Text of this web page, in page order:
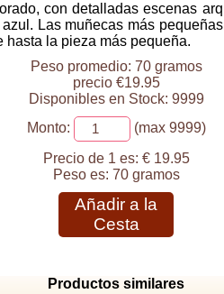
con detalladas escenas
Las muñecas más
la pieza más pequeña.
Peso promedio: 70 gramos
precio €19.95
Disponibles en Stock: 9999
Monto:
(max 9999)
Precio de 1 es: € 19.95
Peso es: 70 gramos
Añadir a la
Cesta
Productos similares